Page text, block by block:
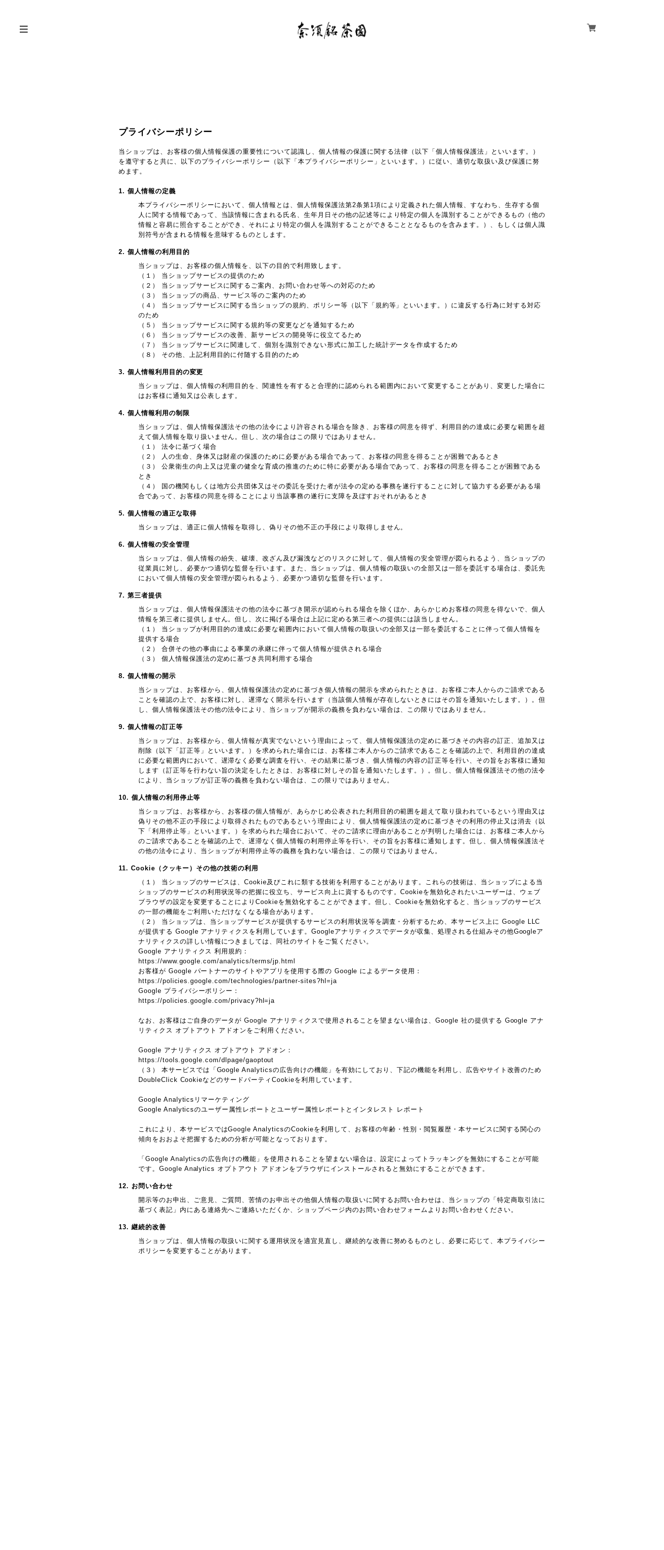
プライバシーポリシー
当ショップは、お客様の個人情報保護の重要性について認識し、個人情報の保護に関する法律（以下「個人情報保護法」といいます。）
を遵守すると共に、以下のプライバシーポリシー（以下「本プライバシーポリシー」といいます。）に従い、適切な取扱い及び保護に努
めます。
1. 個人情報の定義
本プライバシーポリシーにおいて、個人情報とは、個人情報保護法第2条第1項により定義された個人情報、すなわち、生存する個
人に関する情報であって、当該情報に含まれる氏名、生年月日その他の記述等により特定の個人を識別することができるもの（他の
情報と容易に照合することができ、それにより特定の個人を識別することができることとなるものを含みます。）、もしくは個人識
別符号が含まれる情報を意味するものとします。
2. 個人情報の利用目的
当ショップは、お客様の個人情報を、以下の目的で利用致します。
（１） 当ショップサービスの提供のため
（２） 当ショップサービスに関するご案内、お問い合わせ等への対応のため
（３） 当ショップの商品、サービス等のご案内のため
（４） 当ショップサービスに関する当ショップの規約、ポリシー等（以下「規約等」といいます。）に違反する行為に対する対応
のため
（５） 当ショップサービスに関する規約等の変更などを通知するため
（６） 当ショップサービスの改善、新サービスの開発等に役立てるため
（７） 当ショップサービスに関連して、個別を識別できない形式に加工した統計データを作成するため
（８） その他、上記利用目的に付随する目的のため
3. 個人情報利用目的の変更
当ショップは、個人情報の利用目的を、関連性を有すると合理的に認められる範囲内において変更することがあり、変更した場合に
はお客様に通知又は公表します。
4. 個人情報利用の制限
当ショップは、個人情報保護法その他の法令により許容される場合を除き、お客様の同意を得ず、利用目的の達成に必要な範囲を超
えて個人情報を取り扱いません。但し、次の場合はこの限りではありません。
（１） 法令に基づく場合
（２） 人の生命、身体又は財産の保護のために必要がある場合であって、お客様の同意を得ることが困難であるとき
（３） 公衆衛生の向上又は児童の健全な育成の推進のために特に必要がある場合であって、お客様の同意を得ることが困難である
とき
（４） 国の機関もしくは地方公共団体又はその委託を受けた者が法令の定める事務を遂行することに対して協力する必要がある場
合であって、お客様の同意を得ることにより当該事務の遂行に支障を及ぼすおそれがあるとき
5. 個人情報の適正な取得
当ショップは、適正に個人情報を取得し、偽りその他不正の手段により取得しません。
6. 個人情報の安全管理
当ショップは、個人情報の紛失、破壊、改ざん及び漏洩などのリスクに対して、個人情報の安全管理が図られるよう、当ショップの
従業員に対し、必要かつ適切な監督を行います。また、当ショップは、個人情報の取扱いの全部又は一部を委託する場合は、委託先
において個人情報の安全管理が図られるよう、必要かつ適切な監督を行います。
7. 第三者提供
当ショップは、個人情報保護法その他の法令に基づき開示が認められる場合を除くほか、あらかじめお客様の同意を得ないで、個人
情報を第三者に提供しません。但し、次に掲げる場合は上記に定める第三者への提供には該当しません。
（１） 当ショップが利用目的の達成に必要な範囲内において個人情報の取扱いの全部又は一部を委託することに伴って個人情報を
提供する場合
（２） 合併その他の事由による事業の承継に伴って個人情報が提供される場合
（３） 個人情報保護法の定めに基づき共同利用する場合
8. 個人情報の開示
当ショップは、お客様から、個人情報保護法の定めに基づき個人情報の開示を求められたときは、お客様ご本人からのご請求である
ことを確認の上で、お客様に対し、遅滞なく開示を行います（当該個人情報が存在しないときにはその旨を通知いたします。）。但
し、個人情報保護法その他の法令により、当ショップが開示の義務を負わない場合は、この限りではありません。
9. 個人情報の訂正等
当ショップは、お客様から、個人情報が真実でないという理由によって、個人情報保護法の定めに基づきその内容の訂正、追加又は
削除（以下「訂正等」といいます。）を求められた場合には、お客様ご本人からのご請求であることを確認の上で、利用目的の達成
に必要な範囲内において、遅滞なく必要な調査を行い、その結果に基づき、個人情報の内容の訂正等を行い、その旨をお客様に通知
します（訂正等を行わない旨の決定をしたときは、お客様に対しその旨を通知いたします。）。但し、個人情報保護法その他の法令
により、当ショップが訂正等の義務を負わない場合は、この限りではありません。
10. 個人情報の利用停止等
当ショップは、お客様から、お客様の個人情報が、あらかじめ公表された利用目的の範囲を超えて取り扱われているという理由又は
偽りその他不正の手段により取得されたものであるという理由により、個人情報保護法の定めに基づきその利用の停止又は消去（以
下「利用停止等」といいます。）を求められた場合において、そのご請求に理由があることが判明した場合には、お客様ご本人から
のご請求であることを確認の上で、遅滞なく個人情報の利用停止等を行い、その旨をお客様に通知します。但し、個人情報保護法そ
の他の法令により、当ショップが利用停止等の義務を負わない場合は、この限りではありません。
11. Cookie（クッキー）その他の技術の利用
（１） 当ショップのサービスは、Cookie及びこれに類する技術を利用することがあります。これらの技術は、当ショップによる当
ショップのサービスの利用状況等の把握に役立ち、サービス向上に資するものです。Cookieを無効化されたいユーザーは、ウェブ
ブラウザの設定を変更することによりCookieを無効化することができます。但し、Cookieを無効化すると、当ショップのサービス
の一部の機能をご利用いただけなくなる場合があります。
（２） 当ショップは、当ショップサービスが提供するサービスの利用状況等を調査・分析するため、本サービス上に Google LLC
が提供する Google アナリティクスを利用しています。Googleアナリティクスでデータが収集、処理される仕組みその他Googleア
ナリティクスの詳しい情報につきましては、同社のサイトをご覧ください。
Google アナリティクス 利用規約：
https://www.google.com/analytics/terms/jp.html
お客様が Google パートナーのサイトやアプリを使用する際の Google によるデータ使用：
https://policies.google.com/technologies/partner-sites?hl=ja
Google プライバシーポリシー：
https://policies.google.com/privacy?hl=ja
なお、お客様はご自身のデータが Google アナリティクスで使用されることを望まない場合は、Google 社の提供する Google アナ
リティクス オプトアウト アドオンをご利用ください。
Google アナリティクス オプトアウト アドオン：
https://tools.google.com/dlpage/gaoptout
（３） 本サービスでは「Google Analyticsの広告向けの機能」を有効にしており、下記の機能を利用し、広告やサイト改善のため
DoubleClick CookieなどのサードパーティCookieを利用しています。
Google Analyticsリマーケティング
Google Analyticsのユーザー属性レポートとユーザー属性レポートとインタレスト レポート
これにより、本サービスではGoogle AnalyticsのCookieを利用して、お客様の年齢・性別・閲覧履歴・本サービスに関する関心の
傾向をおおよそ把握するための分析が可能となっております。
「Google Analyticsの広告向けの機能」を使用されることを望まない場合は、設定によってトラッキングを無効にすることが可能
です。Google Analytics オプトアウト アドオンをブラウザにインストールされると無効にすることができます。
12. お問い合わせ
開示等のお申出、ご意見、ご質問、苦情のお申出その他個人情報の取扱いに関するお問い合わせは、当ショップの「特定商取引法に
基づく表記」内にある連絡先へご連絡いただくか、ショップページ内のお問い合わせフォームよりお問い合わせください。
13. 継続的改善
当ショップは、個人情報の取扱いに関する運用状況を適宜見直し、継続的な改善に努めるものとし、必要に応じて、本プライバシー
ポリシーを変更することがあります。